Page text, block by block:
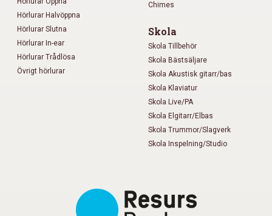
Hörlurar Halvöppna
Hörlurar Slutna
Hörlurar In-ear
Hörlurar Trådlösa
Övrigt hörlurar
Chimes
Skola
Skola Tillbehör
Skola Bästsäljare
Skola Akustisk gitarr/bas
Skola Klaviatur
Skola Live/PA
Skola Elgitarr/Elbas
Skola Trummor/Slagverk
Skola Inspelning/Studio